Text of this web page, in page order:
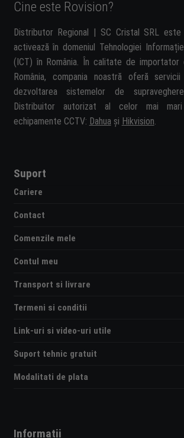
Cine este Rovision?
Distributor Regional | SC Cristal SRL
activează în domeniul Tehnologiei
(ICT) în România. În calitate de
România, compania noastră oferă
dezvoltarea sistemelor de
Distribuitor autorizat al celor mai
echipamente CCTV: Dahua și Hikvision.
Suport
Cariere
Contact
Comenzile mele
Contul meu
Transport si livrare
Termeni si conditii
Link-uri si video-uri utile
Suport tehnic gratuit
Modalitati de plata
Informatii